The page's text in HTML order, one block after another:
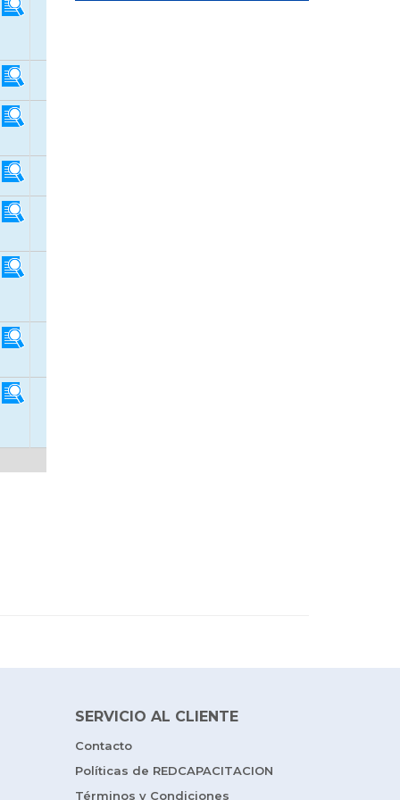
SERVICIO AL CLIENTE
Contacto
Políticas de REDCAPACITACION
Términos y Condiciones